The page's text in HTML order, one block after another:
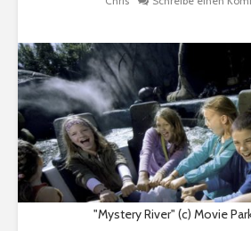
"Mystery River" (c) Movie